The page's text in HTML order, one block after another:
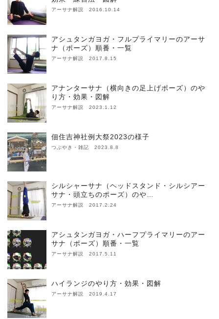
アーサナ解説 2016.10.14
アシュタンガヨガ・フルプライマリーのアーサ
ナ（ポーズ）順番・一覧
アーサナ解説 2017.8.15
アナンターサナ（横向きの足上げポーズ）のや
り方・効果・図解
アーサナ解説 2023.1.12
佃住吉神社例大祭2023の様子
つぶやき・雑記 2023.8.8
シルシャーサナ（ヘッドスタンド・シルシアー
サナ・頭立ちのポーズ）のや…
アーサナ解説 2017.2.24
アシュタンガヨガ・ハーフプライマリーのアー
サナ（ポーズ）順番・一覧
アーサナ解説 2017.5.11
ハイランジのやり方・効果・図解
アーサナ解説 2019.4.17